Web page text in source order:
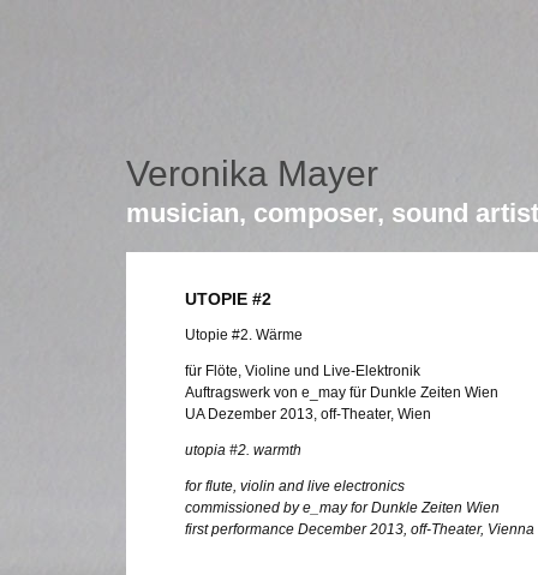
Veronika Mayer
musician, composer, sound artist
UTOPIE #2
Utopie #2. Wärme
für Flöte, Violine und Live-Elektronik
Auftragswerk von e_may für Dunkle Zeiten Wien
UA Dezember 2013, off-Theater, Wien
utopia #2. warmth
for flute, violin and live electronics
commissioned by e_may for Dunkle Zeiten Wien
first performance December 2013, off-Theater, Vienna